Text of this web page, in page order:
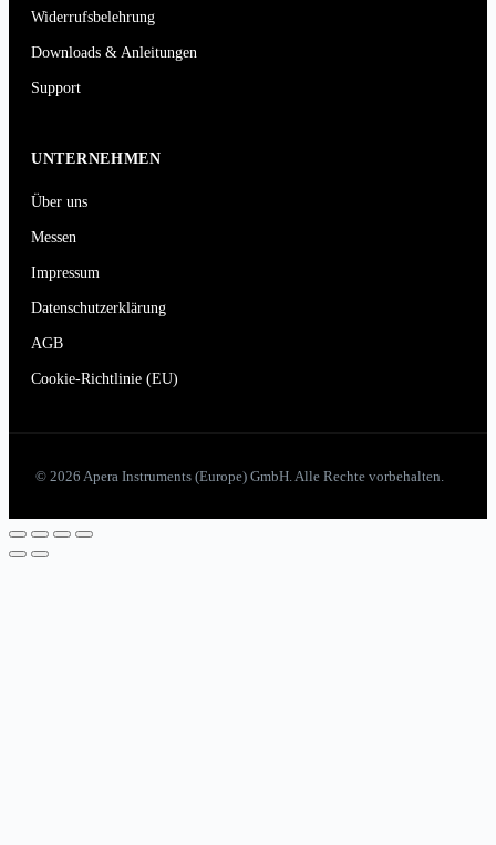
Widerrufsbelehrung
Downloads & Anleitungen
Support
UNTERNEHMEN
Über uns
Messen
Impressum
Datenschutzerklärung
AGB
Cookie-Richtlinie (EU)
© 2026 Apera Instruments (Europe) GmbH. Alle Rechte vorbehalten.